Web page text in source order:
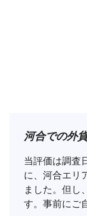
河合での外
当評価は調査
に、河合エリ
ました。但し
す。事前にご